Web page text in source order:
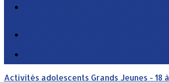
Activités adolescents Grands Jeunes - 18